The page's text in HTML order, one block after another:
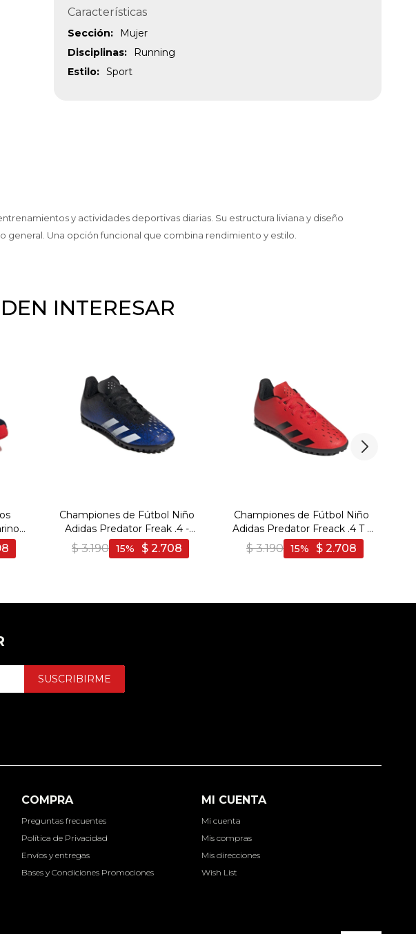
Características
Sección
Mujer
Disciplinas
Running
Estilo
Sport
y actividades deportivas diarias. Su estructura liviana y diseño
Una opción funcional que combina rendimiento y estilo.
INTERESAR
Championes de Fútbol Niño
Adidas Predator Freak .4 -
Marino-Negro
$ 3.190 $ 2.708
15
Championes de Fútbol Niño
Adidas Predator Freack .4 T -
Rojo-Negro
$ 3.190 $ 2.708
15
COMPRA
Preguntas frecuentes
Política de Privacidad
Envíos y entregas
Bases y Condiciones Promociones
MI CUENTA
Mi cuenta
Mis compras
Mis direcciones
Wish List
SUSCRIBIRME